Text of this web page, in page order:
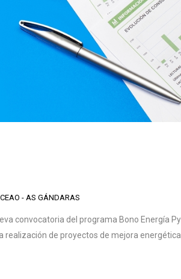
- AS GÁNDARAS
convocatoria del programa Bono Energía
de proyectos de mejora energética